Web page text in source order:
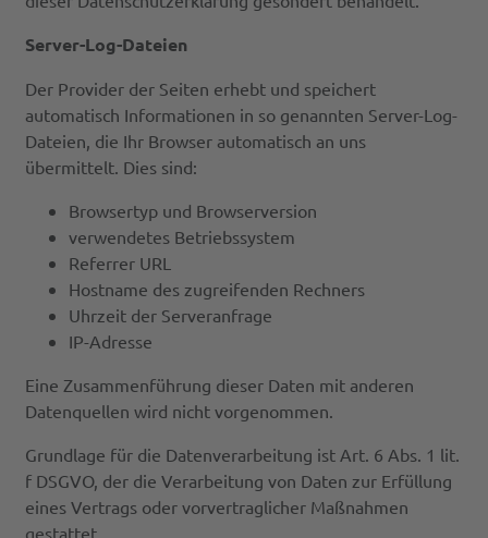
Server-Log-Dateien
Der Provider der Seiten erhebt und speichert
automatisch Informationen in so genannten Server-Log-
Dateien, die Ihr Browser automatisch an uns
übermittelt. Dies sind:
Browsertyp und Browserversion
verwendetes Betriebssystem
Referrer URL
Hostname des zugreifenden Rechners
Uhrzeit der Serveranfrage
IP-Adresse
Eine Zusammenführung dieser Daten mit anderen
Datenquellen wird nicht vorgenommen.
Grundlage für die Datenverarbeitung ist Art. 6 Abs. 1 lit.
f DSGVO, der die Verarbeitung von Daten zur Erfüllung
eines Vertrags oder vorvertraglicher Maßnahmen
gestattet.